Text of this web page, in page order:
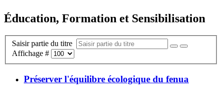
Éducation, Formation et Sensibilisation
Saisir partie du titre
Affichage #
Préserver l'équilibre écologique du fenua